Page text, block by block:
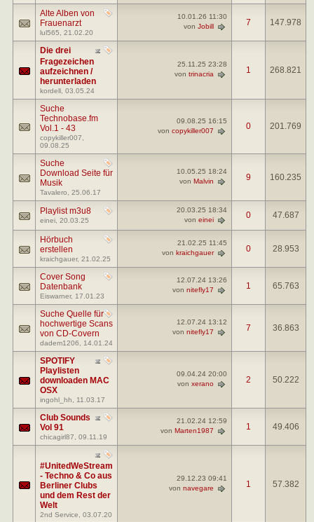
Alte Alben von
Frauenarzt
lul565 , 21.02.20
10.01.26 11:30
von Jobill 7 147.978
Die drei
Fragezeichen
aufzeichnen /
herunterladen
kordell , 03.05.24
25.11.25 23:28
von trinacria 1 268.821
Suche
Technobase.fm
Vol.1 - 43
copykiller007
09.08.25
09.08.25 16:15
von copykiller007 0 201.769
Suche
Download Seite für
Musik
Tavalero , 25.06.17
10.05.25 18:24
von Malvin 9 160.235
Playlist m3u8
einei , 20.03.25
20.03.25 18:34
von einei 0 47.687
Hörbuch
erstellen
kraichgauer, 21.02.25
21.02.25 11:45
von kraichgauer 0 28.953
Cover Song
Datenbank
Eiswarner, 17.01.23
12.07.24 13:26
von nitefly17 1 65.763
Suche Quelle für
hochwertige Scans
von CD-Covern
dadem1206 , 14.01.24
12.07.24 13:12
von nitefly17 7 36.863
SPOTIFY
Playlisten
downloaden MAC
OSX
ingohl_hh , 11.03.17
09.04.24 20:00
von xerano 2 50.222
Club Sounds
Vol 91
chicagirl87 , 09.11.19
21.02.24 12:59
von Marten1987 1 49.406
#UnitedWeStream
- Techno & Co aus
Berliner Clubs
und dem Rest der
Welt
2nd Service , 03.07.20
29.12.23 09:41
von navegare 1 57.382